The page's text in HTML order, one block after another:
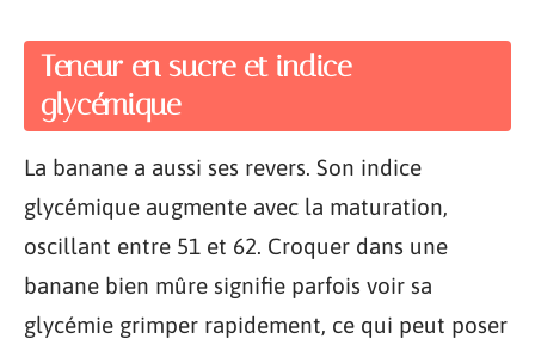
Teneur en sucre et indice
glycémique
La banane a aussi ses revers. Son indice
glycémique augmente avec la maturation,
oscillant entre 51 et 62. Croquer dans une
banane bien mûre signifie parfois voir sa
glycémie grimper rapidement, ce qui peut poser